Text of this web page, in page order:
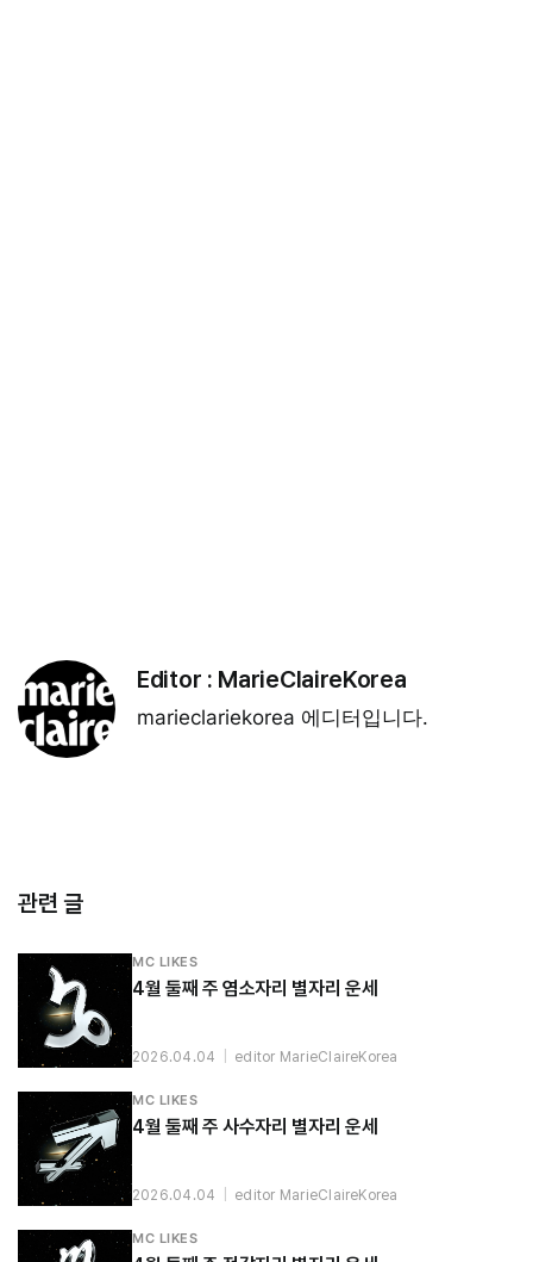
Editor : MarieClaireKorea
marieclariekorea 에디터입니다.
관련 글
MC LIKES
4월 둘째 주 염소자리 별자리 운세
2026.04.04 editor MarieClaireKorea
MC LIKES
4월 둘째 주 사수자리 별자리 운세
2026.04.04 editor MarieClaireKorea
MC LIKES